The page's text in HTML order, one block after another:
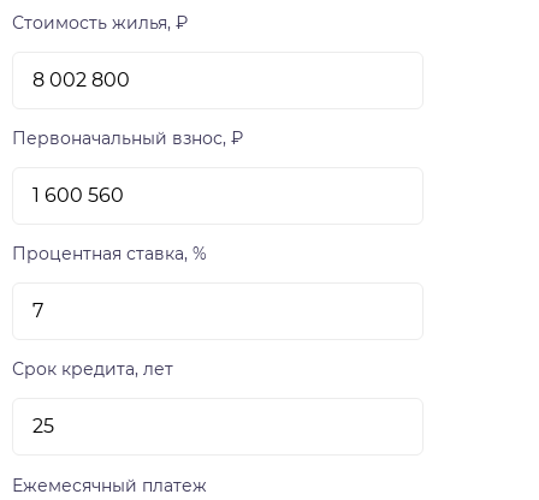
Стоимость жилья, ₽
Первоначальный взнос, ₽
Процентная ставка, %
Срок кредита, лет
Ежемесячный платеж